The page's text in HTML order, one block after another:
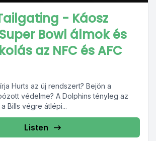
- Káosz
Bowl álmok és
az NFC és AFC
Hurts az új rendszert? Bejön a
védelme? A Dolphins tényleg az
Bills végre átlépi...
Listen